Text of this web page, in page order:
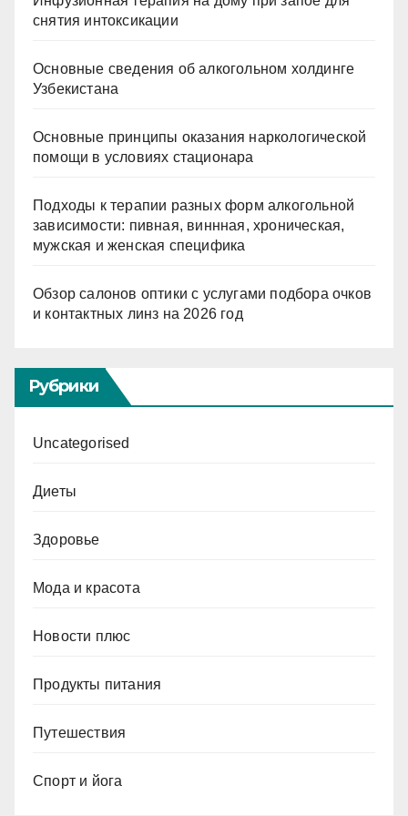
снятия интоксикации
Основные сведения об алкогольном холдинге
Узбекистана
Основные принципы оказания наркологической
помощи в условиях стационара
Подходы к терапии разных форм алкогольной
зависимости: пивная, виннная, хроническая,
мужская и женская специфика
Обзор салонов оптики с услугами подбора очков
и контактных линз на 2026 год
Рубрики
Uncategorised
Диеты
Здоровье
Мода и красота
Новости плюс
Продукты питания
Путешествия
Спорт и йога